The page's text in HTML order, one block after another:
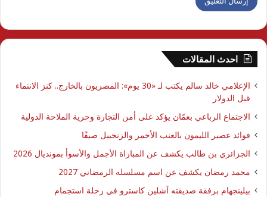
احدث المقالات
الإعلامي خالد سالم يكتب لـ «30 يوم»: المصريون بالخارج.. كنز الانتماء
قبل الدولار
الاجتماع الرباعي بعمّان يؤكد على أمن التجارة وحرية الملاحة الدولية
فوائد عصير الليمون بالعنب الأحمر والزنجبيل صيفًا
الجزائري بن طالب يكشف عن المباراة الأجمل والأسوأ بمونديال 2026
محمد رمضان يكشف عن اسم مسلسله الرمضاني 2027
بيلينجهام برفقة صديقته آشلين كاسترو في رحلة استجمام